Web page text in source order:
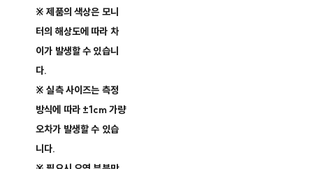
※ 제품의 색상은 모니
터의 해상도에 따라 차
이가 발생할 수 있습니
다.
※ 실측 사이즈는 측정
방식에 따라 ±1cm 가량
오차가 발생할 수 있습
니다.